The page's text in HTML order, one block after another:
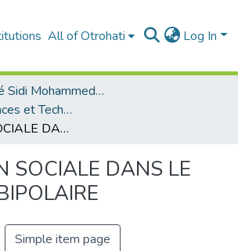
All of Otrohati Log In
Université Sidi Mohammed Ben Abdellah - Fès
CEDoc en Sciences et Techniques et Sciences Médicales (CED - STSM)
COGNITION SOCIALE DANS LE TROUBLE BIPOLAIRE
SOCIALE DANS LE
Simple item page